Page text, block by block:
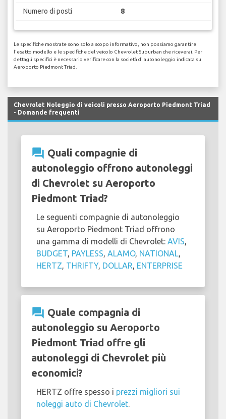
Numero di posti 8
Le specifiche mostrate sono solo a scopo informativo, non possiamo garantire
l'esatto modello e le specifiche del veicolo Chevrolet Suburban che riceverai. Per
dettagli specifici è necessario verificare con la società di autonoleggio indicata su
Aeroporto Piedmont Triad.
Chevrolet Noleggio di veicoli presso Aeroporto Piedmont Triad
- Domande frequenti
question_answer Quali compagnie di
autonoleggio offrono autonoleggi
di Chevrolet su Aeroporto
Piedmont Triad?
Le seguenti compagnie di autonoleggio
su Aeroporto Piedmont Triad offrono
una gamma di modelli di Chevrolet: AVIS
BUDGET PAYLESS ALAMO, NATIONAL
HERTZ THRIFTY, DOLLAR ENTERPRISE
question_answer Quale compagnia di
autonoleggio su Aeroporto
Piedmont Triad offre gli
autonoleggi di Chevrolet più
economici?
HERTZ offre spesso i prezzi migliori sui
noleggi auto di Chevrolet